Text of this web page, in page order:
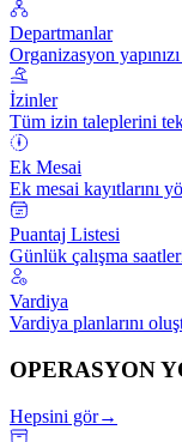
Departmanlar
Organizasyon
İzinler
Tüm izin taleplerini
Ek Mesai
Ek mesai kayıtlarını
Puantaj Listesi
Günlük çalışma
Vardiya
Vardiya planlarını
OPERASYON
Hepsini gör→